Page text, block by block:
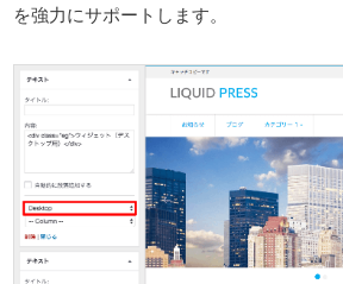
を強力にサポートします。